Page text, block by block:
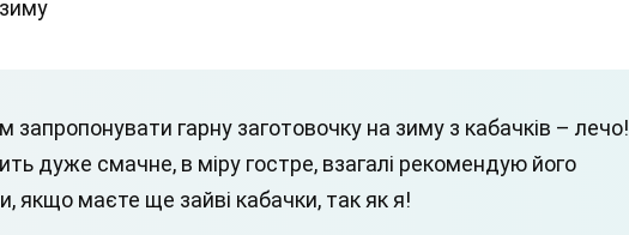
запропонувати гарну заготовочку на зиму з кабачків – лечо!
дуже смачне, в міру гостре, взагалі рекомендую його
якщо маєте ще зайві кабачки, так як я!